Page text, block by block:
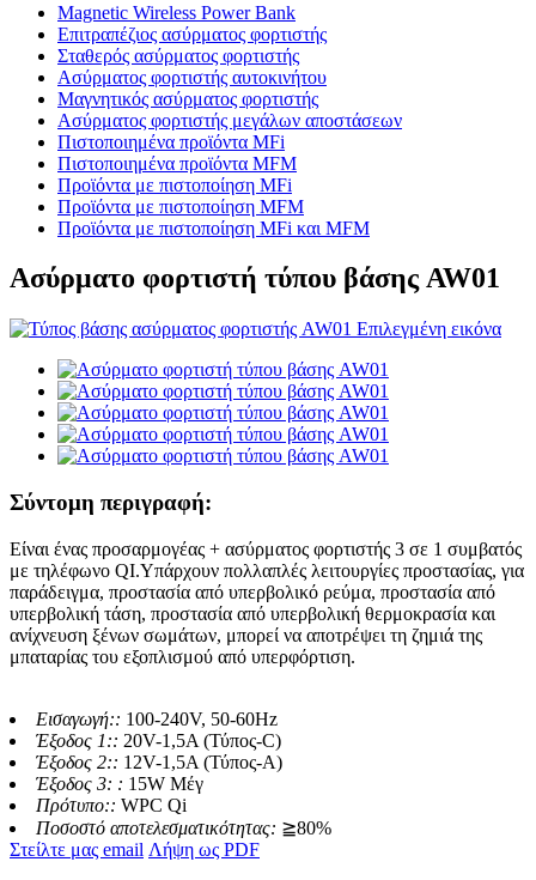
Magnetic Wireless Power Bank
Επιτραπέζιος ασύρματος φορτιστής
Σταθερός ασύρματος φορτιστής
Ασύρματος φορτιστής αυτοκινήτου
Μαγνητικός ασύρματος φορτιστής
Ασύρματος φορτιστής μεγάλων αποστάσεων
Πιστοποιημένα προϊόντα MFi
Πιστοποιημένα προϊόντα MFM
Προϊόντα με πιστοποίηση MFi
Προϊόντα με πιστοποίηση MFM
Προϊόντα με πιστοποίηση MFi και MFM
Ασύρματο φορτιστή τύπου βάσης AW01
Σύντομη περιγραφή:
Είναι ένας προσαρμογέας + ασύρματος φορτιστής 3 σε 1 συμβατός
με τηλέφωνο QI.Υπάρχουν πολλαπλές λειτουργίες προστασίας, για
παράδειγμα, προστασία από υπερβολικό ρεύμα, προστασία από
υπερβολική τάση, προστασία από υπερβολική θερμοκρασία και
ανίχνευση ξένων σωμάτων, μπορεί να αποτρέψει τη ζημιά της
μπαταρίας του εξοπλισμού από υπερφόρτιση.
Εισαγωγή:: 100-240V, 50-60Hz
Έξοδος 1:: 20V-1,5A (Τύπος-C)
Έξοδος 2:: 12V-1,5A (Τύπος-Α)
Έξοδος 3: : 15W Μέγ
Πρότυπο:: WPC Qi
Ποσοστό αποτελεσματικότητας: ≧80%
Στείλτε μας email Λήψη ως PDF